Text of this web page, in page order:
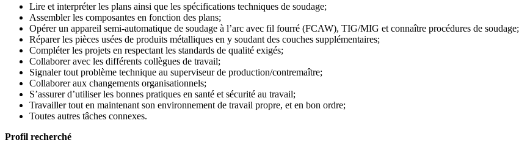
Lire et interpréter les plans ainsi que les spécifications techniques de soudage;
Assembler les composantes en fonction des plans;
Opérer un appareil semi-automatique de soudage à l’arc avec fil fourré (FCAW), TIG/MIG et connaître procédures de soudage;
Réparer les pièces usées de produits métalliques en y soudant des couches supplémentaires;
Compléter les projets en respectant les standards de qualité exigés;
Collaborer avec les différents collègues de travail;
Signaler tout problème technique au superviseur de production/contremaître;
Collaborer aux changements organisationnels;
S’assurer d’utiliser les bonnes pratiques en santé et sécurité au travail;
Travailler tout en maintenant son environnement de travail propre, et en bon ordre;
Toutes autres tâches connexes.
Profil recherché